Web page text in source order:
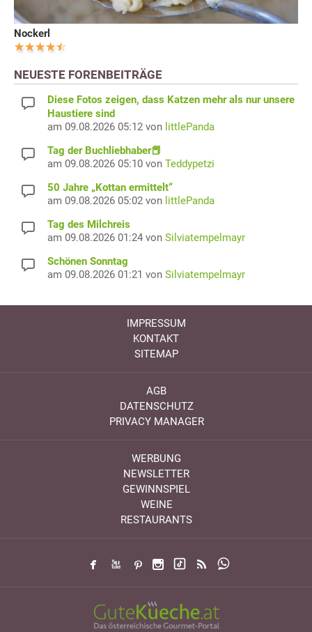
Nockerl
NEUESTE FORENBEITRÄGE
Diese Fotos zeigen, dass Katzen mehr als nur unsere
Haustiere sind
am 09.08.2026 05:12 von littlePanda
Tag der Buchliebhaber📕
am 09.08.2026 05:10 von Teddypetzi
50 Jahre „Kottan ermittelt“
am 09.08.2026 05:02 von littlePanda
Tag des Milchreis
am 09.08.2026 01:24 von Silviatempelmayr
Schönen Sonntag
am 09.08.2026 01:21 von Silviatempelmayr
IMPRESSUM
KONTAKT
SITEMAP
AGB
DATENSCHUTZ
PRIVACY MANAGER
WERBUNG
NEWSLETTER
GEWINNSPIEL
WEINE
RESTAURANTS